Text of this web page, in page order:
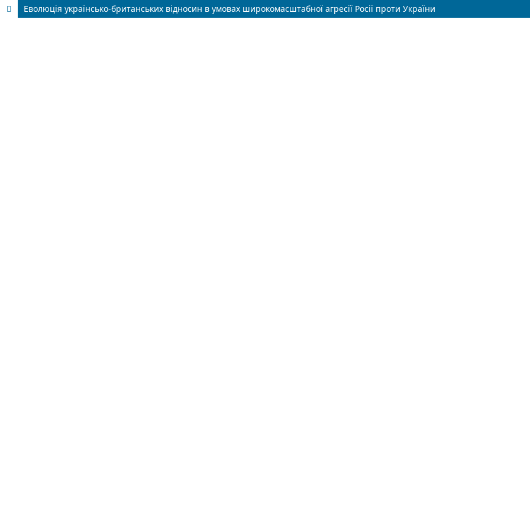
Еволюція українсько-британських відносин в умовах широкомасштабної агресії Росії проти України